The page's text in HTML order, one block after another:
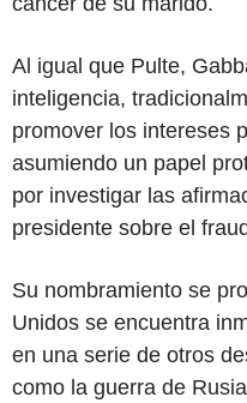
Al igual que Pulte,
inteligencia,
promover los intereses
asumiendo un papel
por investigar las
presidente sobre el
Su nombramiento se
Unidos se encuentra
en una serie de otros
como la guerra de